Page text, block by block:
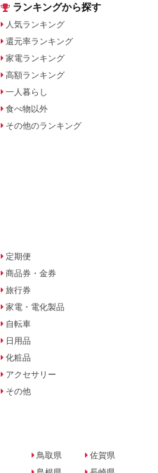
ランキングから探す
人気ランキング
還元率ランキング
家電ランキング
高額ランキング
一人暮らし
食べ物以外
その他のランキング
定期便
商品券・金券
旅行券
家電・電化製品
自転車
日用品
化粧品
アクセサリー
その他
鳥取県
佐賀県